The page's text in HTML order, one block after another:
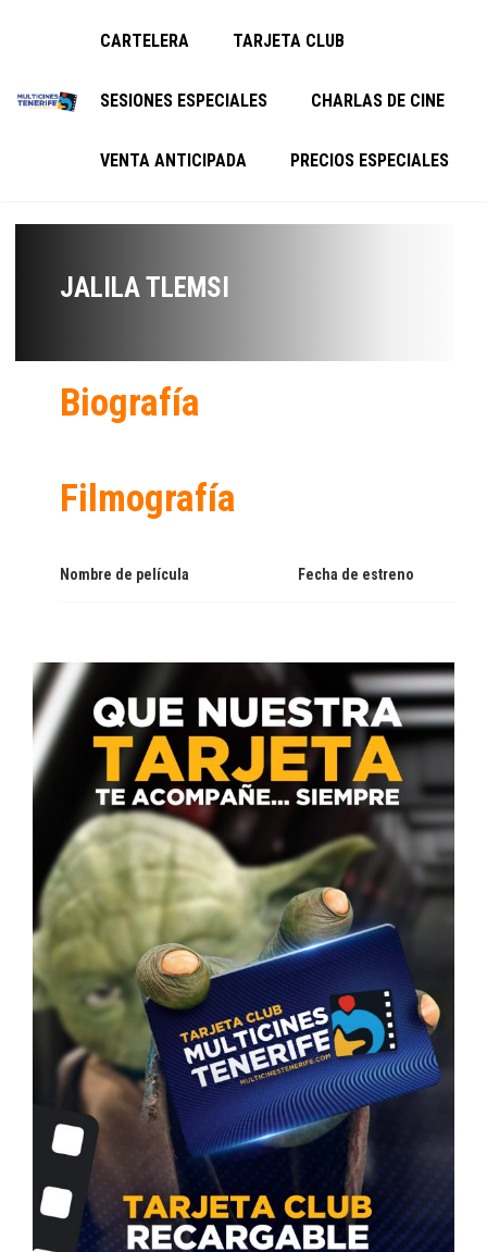
CARTELERA TARJETA CLUB
SESIONES ESPECIALES CHARLAS DE CINE
VENTA ANTICIPADA PRECIOS ESPECIALES
JALILA TLEMSI
Biografía
Filmografía
Nombre de película Fecha de estreno